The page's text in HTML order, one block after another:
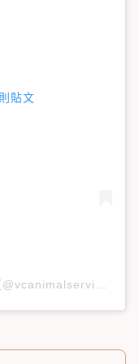
貼文
Ventura County Animal Services（@vcanimalservices）分享的貼文